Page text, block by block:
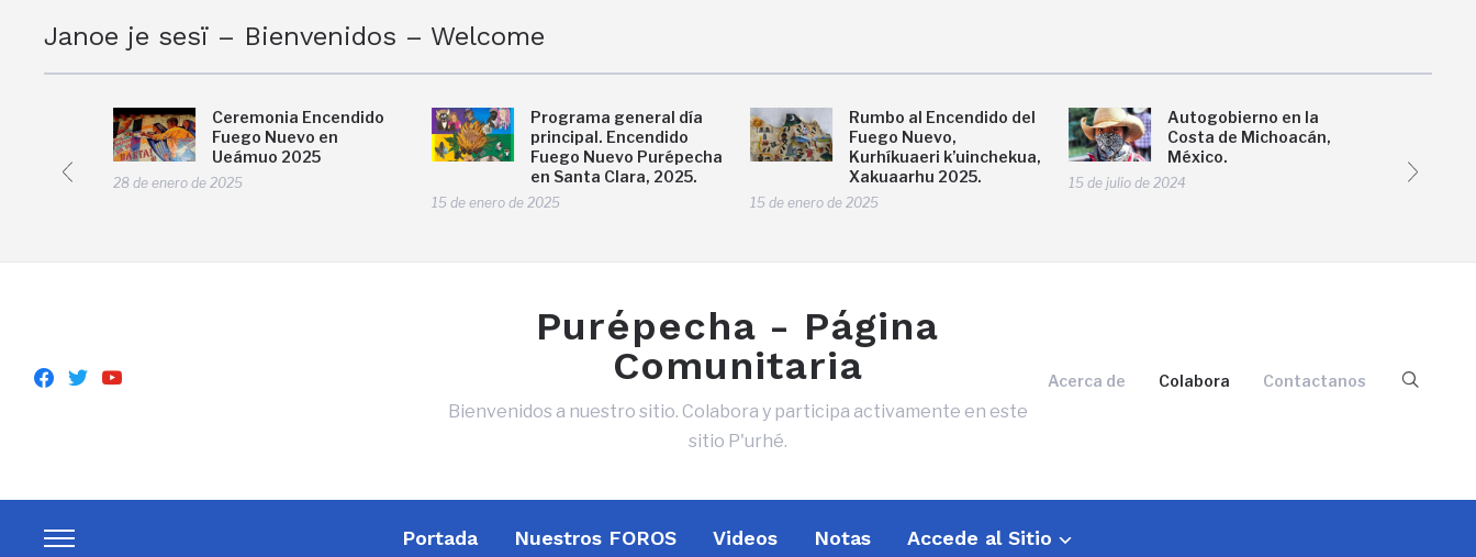
Janoe je sesï – Bienvenidos – Welcome
Ceremonia Encendido
Fuego Nuevo en
Ueámuo 2025
28 de enero de 2025
Programa general día
principal. Encendido
Fuego Nuevo Purépecha
en Santa Clara, 2025.
15 de enero de 2025
Rumbo al Encendido del
Fuego Nuevo,
Kurhíkuaeri k’uinchekua,
Xakuaarhu 2025.
15 de enero de 2025
Autogobierno en la
Costa de Michoacán,
México.
15 de julio de 2024
facebook
twitteryoutube
Purépecha - Página
Comunitaria
Bienvenidos a nuestro sitio. Colabora y participa activamente en este
sitio P'urhé.
Acerca de Colabora Contactanos
Toggle
Portada Nuestros FOROS Videos Notas Accede al Sitio